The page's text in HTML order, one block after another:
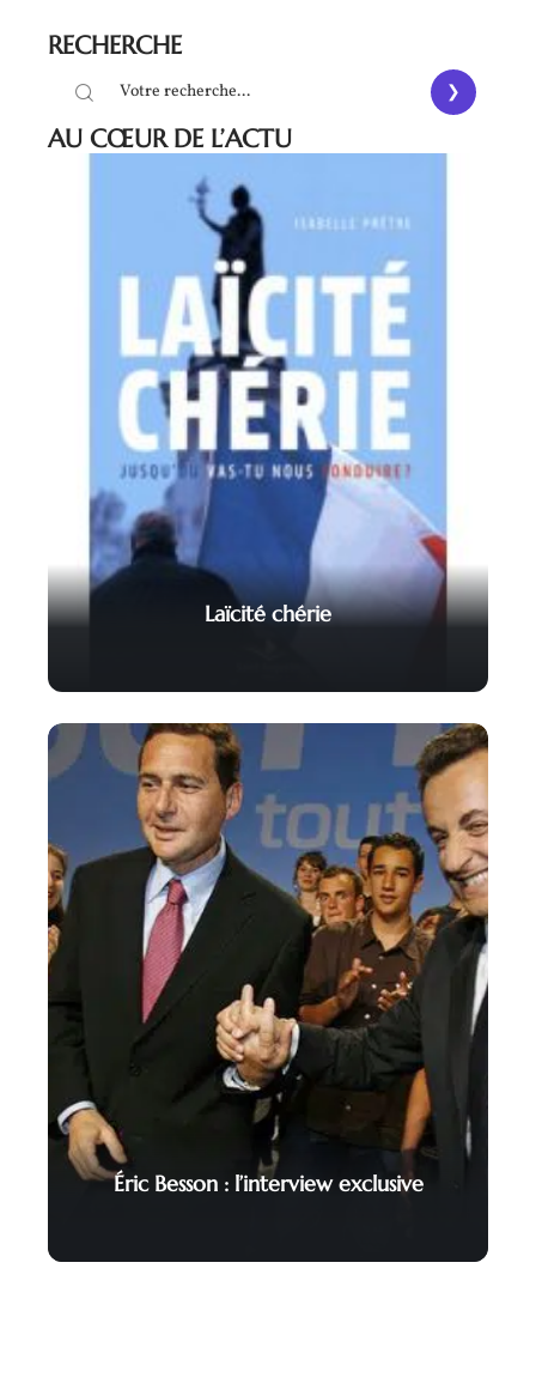
RECHERCHE
AU CŒUR DE L’ACTU
Laïcité chérie
Éric Besson : l’interview exclusive